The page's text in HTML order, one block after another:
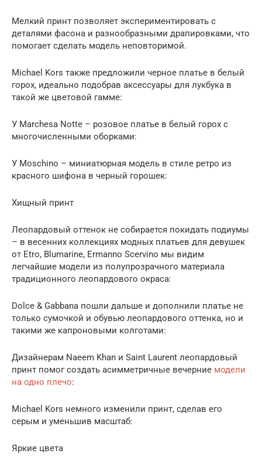
Мелкий принт позволяет экспериментировать с
деталями фасона и разнообразными драпировками, что
помогает сделать модель неповторимой.
Michael Kors также предложили черное платье в белый
горох, идеально подобрав аксессуары для лукбука в
такой же цветовой гамме:
У Marchesa Notte – розовое платье в белый горох с
многочисленными оборками:
У Moschino – миниатюрная модель в стиле ретро из
красного шифона в черный горошек:
Хищный принт
Леопардовый оттенок не собирается покидать подиумы
– в весенних коллекциях модных платьев для девушек
от Etro, Blumarine, Ermanno Scervino мы видим
легчайшие модели из полупрозрачного материала
традиционного леопардового окраса:
Dolce & Gabbana пошли дальше и дополнили платье не
только сумочкой и обувью леопардового оттенка, но и
такими же капроновыми колготами:
Дизайнерам Naeem Khan и Saint Laurent леопардовый
принт помог создать асимметричные вечерние модели
на одно плечо:
Michael Kors немного изменили принт, сделав его
серым и уменьшив масштаб:
Яркие цвета